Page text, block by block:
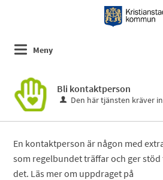
Meny
Bli kontaktperson
Den här tjänsten kräver
En kontaktperson är någon med
som regelbundet träffar och ger
det. Läs mer om uppdraget på